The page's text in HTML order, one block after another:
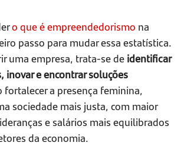
o que é empreendedorismo na
passo para mudar essa estatística.
uma empresa, trata-se de identificar
inovar e encontrar soluções
fortalecer a presença feminina,
sociedade mais justa, com maior
e salários mais equilibrados
da economia.